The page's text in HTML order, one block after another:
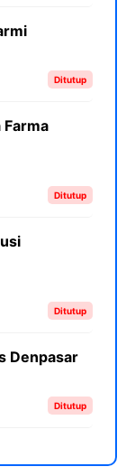
Ditutup
Ditutup
Ditutup
Denpasar
Ditutup